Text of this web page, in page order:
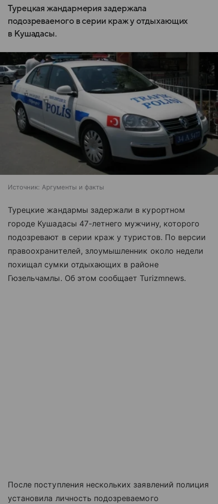
Турецкая жандармерия задержала
подозреваемого в серии краж у отдыхающих
в Кушадасы.
Источник: Аргументы и факты
Турецкие жандармы задержали в курортном
городе Кушадасы 47-летнего мужчину, которого
подозревают в серии краж у туристов. По версии
правоохранителей, злоумышленник около недели
похищал сумки отдыхающих в районе
Гюзельчамлы. Об этом сообщает Turizmnews.
После поступления нескольких заявлений полиция
установила личность подозреваемого